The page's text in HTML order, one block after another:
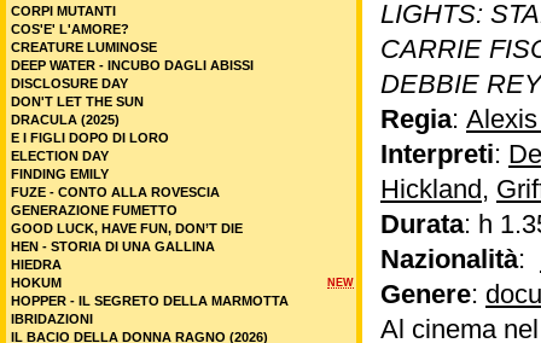
LIGHTS:
CARRIE
DEBBIE
Regia:
Interpreti:
Hickland,
Durata: h
Nazionalità:
Genere:
Al cinema
CORPI MUTANTI
COS'E' L'AMORE?
CREATURE LUMINOSE
DEEP WATER - INCUBO DAGLI ABISSI
DISCLOSURE DAY
DON'T LET THE SUN
DRACULA (2025)
E I FIGLI DOPO DI LORO
ELECTION DAY
FINDING EMILY
FUZE - CONTO ALLA ROVESCIA
GENERAZIONE FUMETTO
GOOD LUCK, HAVE FUN, DON’T DIE
HEN - STORIA DI UNA GALLINA
HIEDRA
NEW
HOKUM
HOPPER - IL SEGRETO DELLA MARMOTTA
IBRIDAZIONI
IL BACIO DELLA DONNA RAGNO (2026)